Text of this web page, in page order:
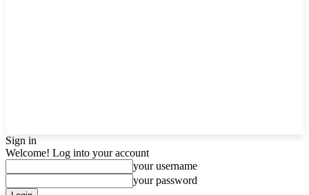
Sign in
Welcome! Log into your account
your username
your password